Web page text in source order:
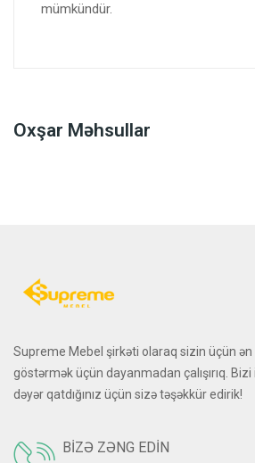
mümkündür.
Oxşar Məhsullar
Supreme Mebel şirkəti olaraq sizin üçün ən
göstərmək üçün dayanmadan çalışırıq.
dəyər qatdığınız üçün sizə təşəkkür edirik!
BIZƏ ZƏNG EDIN